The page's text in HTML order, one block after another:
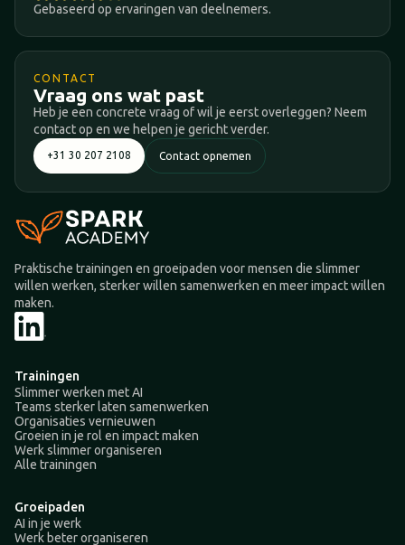
Gebaseerd op ervaringen van deelnemers.
CONTACT
Vraag ons wat past
Heb je een concrete vraag of wil je eerst overleggen? Neem
contact op en we helpen je gericht verder.
+31 30 207 2108 Contact opnemen
Praktische trainingen en groeipaden voor mensen die slimmer
willen werken, sterker willen samenwerken en meer impact willen
maken.
Trainingen
Slimmer werken met AI
Teams sterker laten samenwerken
Organisaties vernieuwen
Groeien in je rol en impact maken
Werk slimmer organiseren
Alle trainingen
Groeipaden
AI in je werk
Werk beter organiseren